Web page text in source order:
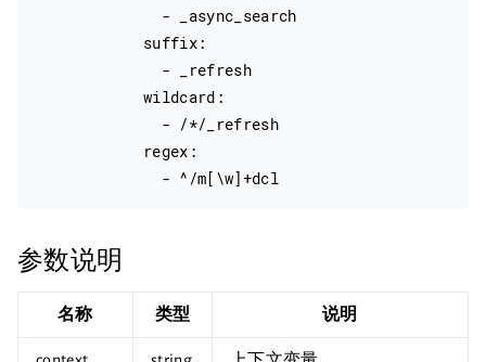
              - _async_search
            suffix:
              - _refresh
            wildcard:
              - /*/_refresh
            regex:
              - ^/m[\w]+dcl
参数说明
名称 类型 说明